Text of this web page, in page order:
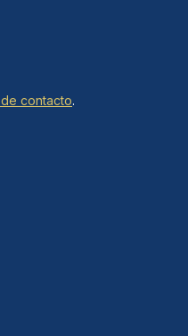
contacto.